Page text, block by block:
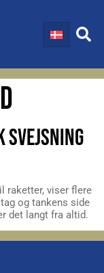
SVEJSNING
raketter, viser flere
og tankens side
det langt fra altid.